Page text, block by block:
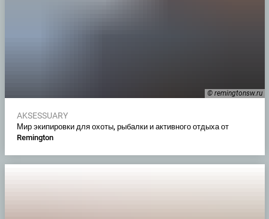
© remingtonsw.ru
AKSESSUARY
Мир экипировки для охоты, рыбалки и активного отдыха от
Remington